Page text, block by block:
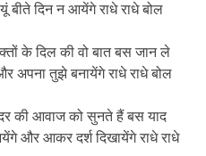
बीते दिन न आयेंगे राधे राधे बोल
के दिल की वो बात बस जान ले
तुझे बनायेंगे राधे राधे बोल
की आवाज को सुनते हैं बस याद
और आकर दर्श दिखायेंगे राधे राधे